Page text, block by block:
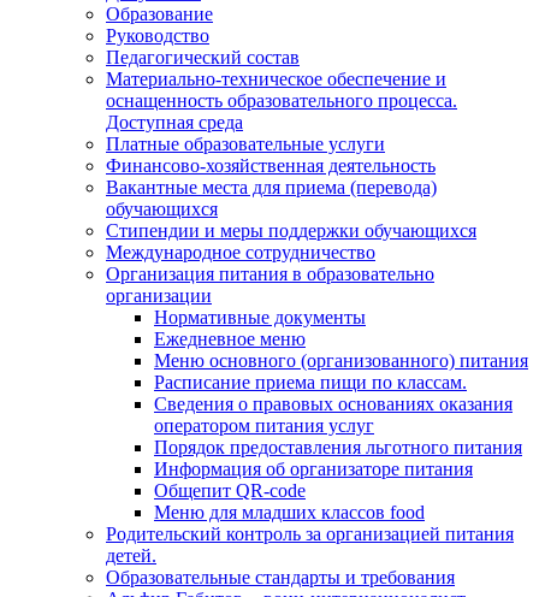
Образование
Руководство
Педагогический состав
Материально-техническое обеспечение и
оснащенность образовательного процесса.
Доступная среда
Платные образовательные услуги
Финансово-хозяйственная деятельность
Вакантные места для приема (перевода)
обучающихся
Стипендии и меры поддержки обучающихся
Международное сотрудничество
Организация питания в образовательно
организации
Нормативные документы
Ежедневное меню
Меню основного (организованного) питания
Расписание приема пищи по классам.
Сведения о правовых основаниях оказания
оператором питания услуг
Порядок предоставления льготного питания
Информация об организаторе питания
Общепит QR-code
Меню для младших классов food
Родительский контроль за организацией питания
детей.
Образовательные стандарты и требования